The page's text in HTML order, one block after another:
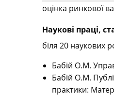
оцінка ринкової
Наукові праці,
біля 20 наукових
Бабій О.М.
Бабій О.М.
практики: